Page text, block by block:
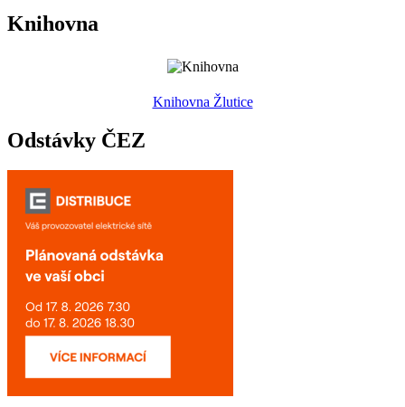
Knihovna
Knihovna Žlutice
Odstávky ČEZ